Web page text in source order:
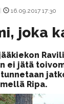
| 16.09.2017 17:30
joka
ei jätä
Ripa.